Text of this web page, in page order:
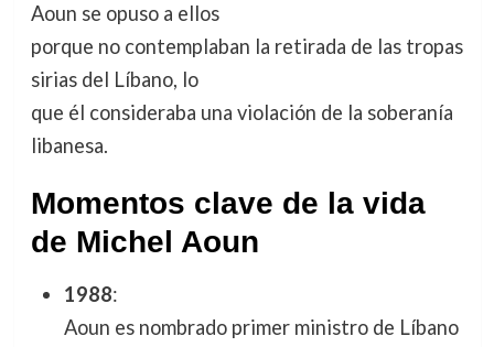
Aoun se opuso a ellos
porque no contemplaban la retirada de las tropas
sirias del Líbano, lo
que él consideraba una violación de la soberanía
libanesa.
Momentos clave de la vida
de Michel Aoun
1988:
Aoun es nombrado primer ministro de Líbano